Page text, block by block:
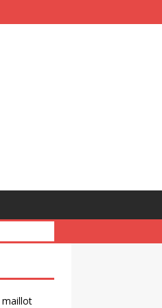
maillot